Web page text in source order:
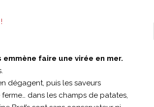
!
emmène faire une virée en mer.
dégagent, puis les saveurs
dans les champs de patates,